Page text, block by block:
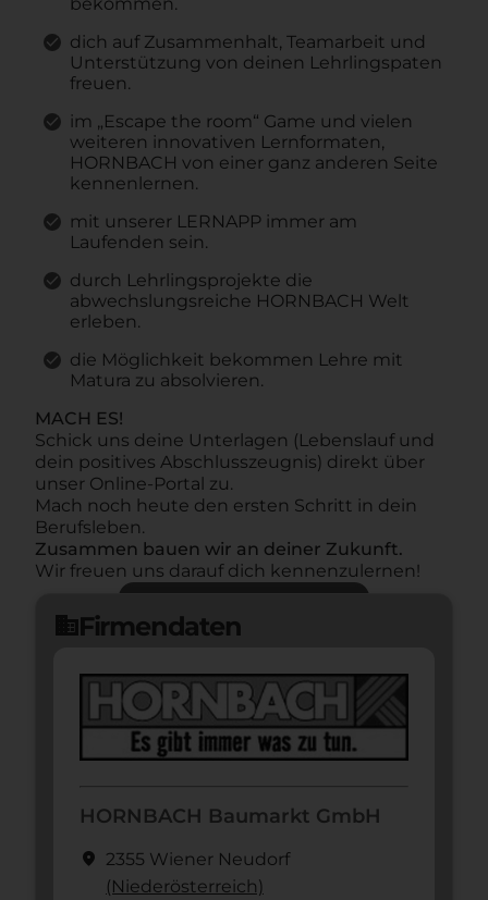
dich auf Zusammenhalt, Teamarbeit und
Unterstützung von deinen Lehrlingspaten
freuen.
im „Escape the room“ Game und vielen
weiteren innovativen Lernformaten,
HORNBACH von einer ganz anderen Seite
kennenlernen.
mit unserer LERNAPP immer am
Laufenden sein.
durch Lehrlingsprojekte die
abwechslungsreiche HORNBACH Welt
erleben.
die Möglichkeit bekommen Lehre mit
Matura zu absolvieren.
MACH ES!
Schick uns deine Unterlagen (Lebenslauf und
dein positives Abschlusszeugnis) direkt über
unser Online-Portal zu.
Mach noch heute den ersten Schritt in dein
Berufsleben.
Zusammen bauen wir an deiner Zukunft.
Wir freuen uns darauf dich kennenzulernen!
domainFirmendaten
HORNBACH Baumarkt GmbH
location_on 2355 Wiener Neudorf
(Nieder­österreich)